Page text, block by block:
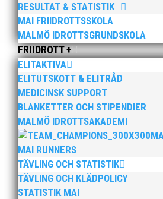
RESULTAT & STATISTIK
MAI FRIIDROTTSSKOLA
MALMÖ IDROTTSGRUNDSKOLA
FRIIDROTT +
ELITAKTIVA
ELITUTSKOTT & ELITRÅD
MEDICINSK SUPPORT
BLANKETTER OCH STIPENDIER
MALMÖ IDROTTSAKADEMI
MAI RUNNERS
TÄVLING OCH STATISTIK
TÄVLING OCH KLÄDPOLICY
STATISTIK MAI
Bilder från Stafett-SM
Anders Hallström, 55, blir
hockeyn i Trelleborg och